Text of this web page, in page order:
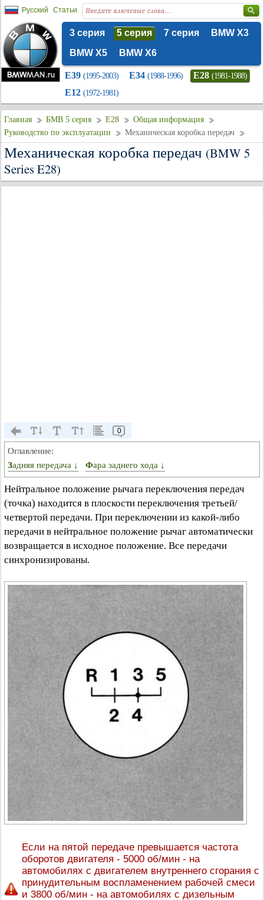
Русский Статьи
3 серия 5 серия 7 серия
BMW X3
BMW X5
BMW X6
E39 (1995-2003) E34 (1988-1996) E28 (1981-1988)
E12 (1972-1981)
Главная БМВ 5 серия E28
Общая информация
Руководство по эксплуатации
Механическая коробка передач
Механическая коробка передач (BMW 5
Series E28)
0
Оглавление:
Задняя передача ↓
Фара заднего хода ↓
Нейтральное положение рычага переключения передач
(точка) находится в плоскости переключения третьей/
четвертой передачи. При переключении из какой-либо
передачи в нейтральное положение рычаг автоматически
возвращается в исходное положение. Все передачи
синхронизированы.
Если на пятой передаче превышается частота
оборотов двигателя - 5000 об/мин - на
автомобилях с двигателем внутреннего сгорания с
принудительным воспламенением рабочей смеси
и 3800 об/мин - на автомобилях с дизельным